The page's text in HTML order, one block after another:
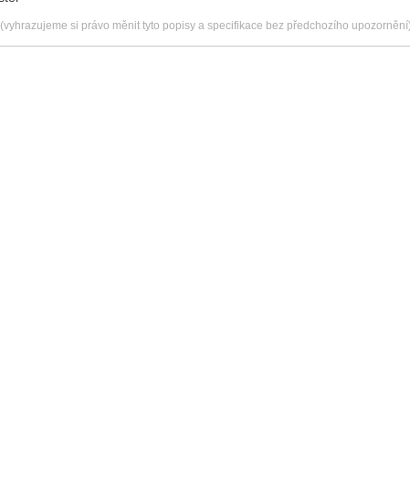
(vyhrazujeme si právo měnit tyto popisy a specifikace bez předchozího